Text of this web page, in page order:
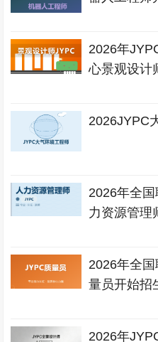
2026年
心景观设计
2026JYPC
2026年全
力资源管理
2026年全
量员开始招
2026年